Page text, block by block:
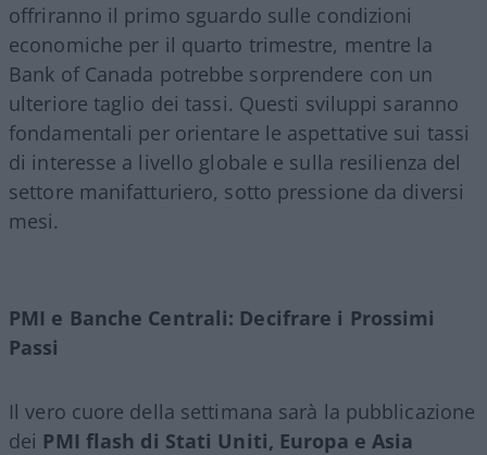
offriranno il primo sguardo sulle condizioni
economiche per il quarto trimestre, mentre la
Bank of Canada potrebbe sorprendere con un
ulteriore taglio dei tassi. Questi sviluppi saranno
fondamentali per orientare le aspettative sui tassi
di interesse a livello globale e sulla resilienza del
settore manifatturiero, sotto pressione da diversi
mesi.
PMI e Banche Centrali: Decifrare i Prossimi
Passi
Il vero cuore della settimana sarà la pubblicazione
dei PMI flash di Stati Uniti, Europa e Asia